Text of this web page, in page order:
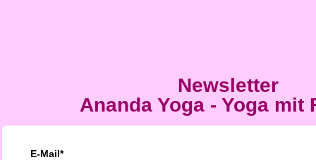
Newsletter
Ananda Yoga - Yoga mit
E-Mail*